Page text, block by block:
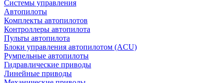
Системы управления
Автопилоты
Комплекты автопилотов
Контроллеры автопилота
Пульты автопилота
Блоки управления автопилотом (ACU)
Румпельные автопилоты
Гидравлические приводы
Линейные приводы